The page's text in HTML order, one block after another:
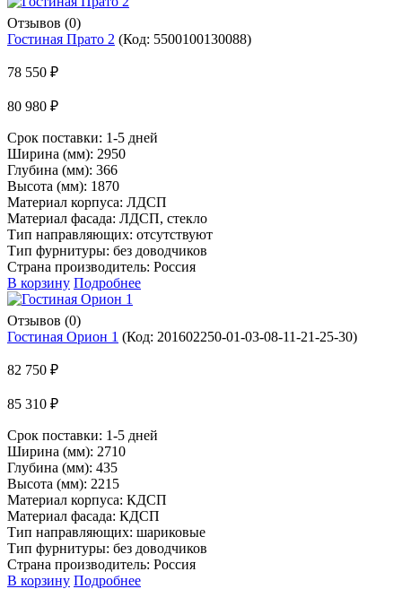
Отзывов (0)
Гостиная Прато 2 (Код: 5500100130088)
78 550 ₽
80 980 ₽
Срок поставки: 1-5 дней
Ширина (мм): 2950
Глубина (мм): 366
Высота (мм): 1870
Материал корпуса: ЛДСП
Материал фасада: ЛДСП, стекло
Тип направляющих: отсутствуют
Тип фурнитуры: без доводчиков
Страна производитель: Россия
В корзину Подробнее
Отзывов (0)
Гостиная Орион 1 (Код: 201602250-01-03-08-11-21-25-30)
82 750 ₽
85 310 ₽
Срок поставки: 1-5 дней
Ширина (мм): 2710
Глубина (мм): 435
Высота (мм): 2215
Материал корпуса: КДСП
Материал фасада: КДСП
Тип направляющих: шариковые
Тип фурнитуры: без доводчиков
Страна производитель: Россия
В корзину Подробнее